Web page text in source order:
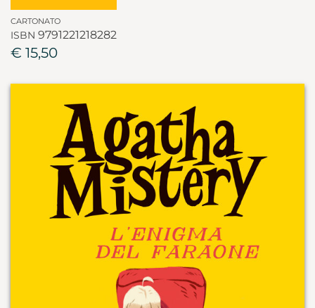
CARTONATO
ISBN 9791221218282
€ 15,50